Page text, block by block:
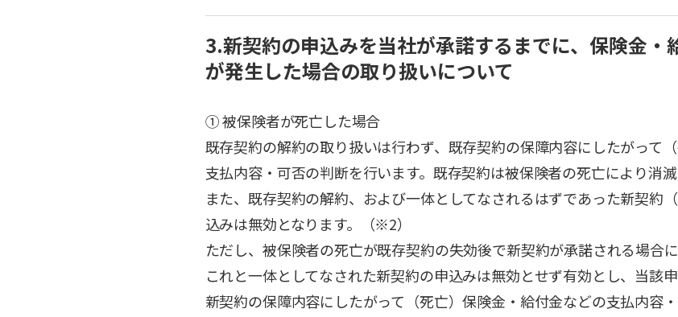
3.新契約の申込みを当社が承諾するまでに、保険金・
が発生した場合の取り扱いについて
① 被保険者が死亡した場合
既存契約の解約の取り扱いは行わず、既存契約の保障内容にしたがって
支払内容・可否の判断を行います。既存契約は被保険者の死亡により消滅
また、既存契約の解約、および一体としてなされるはずであった新契約
込みは無効となります。（※2）
ただし、被保険者の死亡が既存契約の失効後で新契約が承諾される場合
これと一体としてなされた新契約の申込みは無効とせず有効とし、当該
新契約の保障内容にしたがって（死亡）保険金・給付金などの支払内容・